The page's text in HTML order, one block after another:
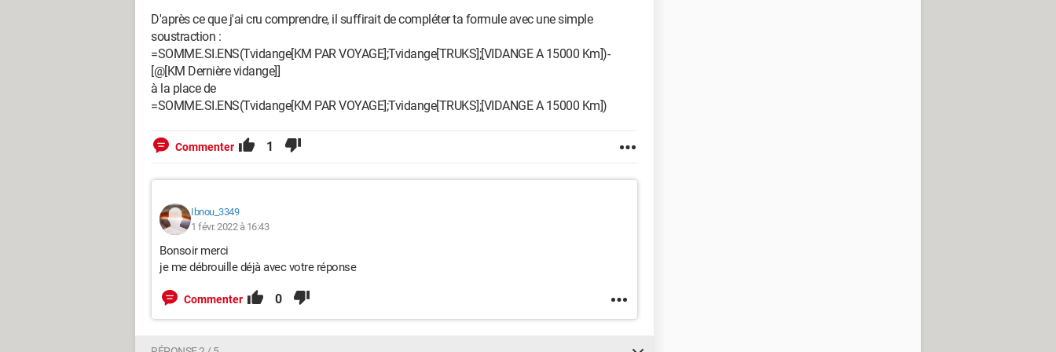
D'après ce que j'ai cru comprendre, il suffirait de compléter ta formule avec une simple
soustraction :
=SOMME.SI.ENS(Tvidange[KM PAR VOYAGE];Tvidange[TRUKS];[VIDANGE A 15000 Km])-
[@[KM Dernière vidange]]
à la place de
=SOMME.SI.ENS(Tvidange[KM PAR VOYAGE];Tvidange[TRUKS];[VIDANGE A 15000 Km])
Commenter 1
Ibnou_3349
1 févr. 2022 à 16:43
Bonsoir merci
je me débrouille déjà avec votre réponse
Commenter 0